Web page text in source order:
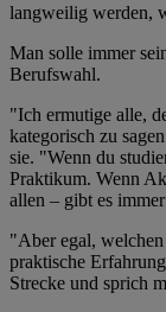
langweilig werden,
Man solle immer
Berufswahl.
"Ich ermutige alle,
kategorisch zu
sie. "Wenn du
Praktikum. Wenn
allen – gibt es
"Aber egal,
praktische
Strecke und sprich